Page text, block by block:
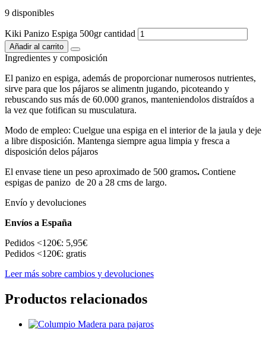
9 disponibles
Kiki Panizo Espiga 500gr cantidad
Añadir al carrito
Ingredientes y composición
El panizo en espiga, además de proporcionar numerosos nutrientes,
sirve para que los pájaros se alimentn jugando, picoteando y
rebuscando sus más de 60.000 granos, manteniendolos distraídos a
la vez que fotifican su musculatura.
Modo de empleo: Cuelgue una espiga en el interior de la jaula y deje
a libre disposición. Mantenga siempre agua limpia y fresca a
disposición delos pájaros
El envase tiene un peso aproximado de 500 gramos. Contiene
espigas de panizo de 20 a 28 cms de largo.
Envío y devoluciones
Envíos a España
Pedidos <120€: 5,95€
Pedidos <120€: gratis
Leer más sobre cambios y devoluciones
Productos relacionados